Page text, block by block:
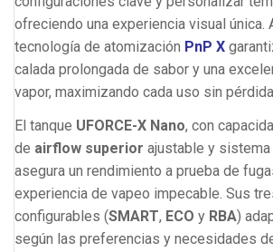
ofreciendo una experiencia visual única.
tecnología de atomización PnP X
calada prolongada de sabor y una
vapor, maximizando cada uso sin
El tanque UFORCE-X Nano, con
de airflow superior ajustable y sistema
asegura un rendimiento a prueba de
experiencia de vapeo impecable. Sus
configurables (SMART, ECO y RBA)
según las preferencias y necesidades